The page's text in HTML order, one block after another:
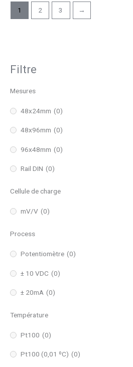
1 2 3 →
Filtre
Mesures
48x24mm (0)
48x96mm (0)
96x48mm (0)
Rail DIN (0)
Cellule de charge
mV/V (0)
Process
Potentiomètre (0)
± 10 VDC (0)
± 20mA (0)
Température
Pt100 (0)
Pt100 (0,01 ºC) (0)